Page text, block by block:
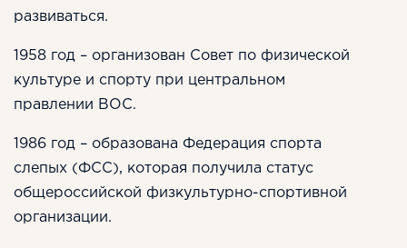
развиваться.
1958 год – организован Совет по физической
культуре и спорту при центральном
правлении ВОС.
1986 год – образована Федерация спорта
слепых (ФСС), которая получила статус
общероссийской физкультурно-спортивной
организации.